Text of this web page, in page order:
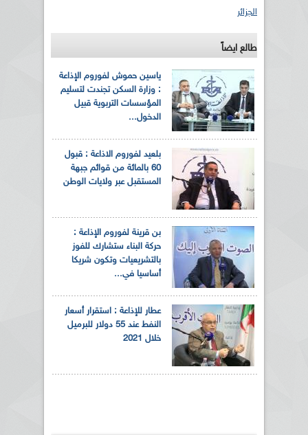
الجزائر
طالع ايضاً
ياسين حموش لفوروم الإذاعة
: وزارة السكن تجندت لتسليم
المؤسسات التربوية قبيل
الدخول...
بلعيد لفوروم الاذاعة : قبول
60 بالمائة من قوائم جبهة
المستقبل عبر ولايات الوطن
بن قرينة لفوروم الإذاعة :
حركة البناء ستشارك للفوز
بالتشريعيات وتكون شريكا
أساسيا في...
عطار للإذاعة : استقرار أسعار
النفط عند 55 دولار للبرميل
خلال 2021